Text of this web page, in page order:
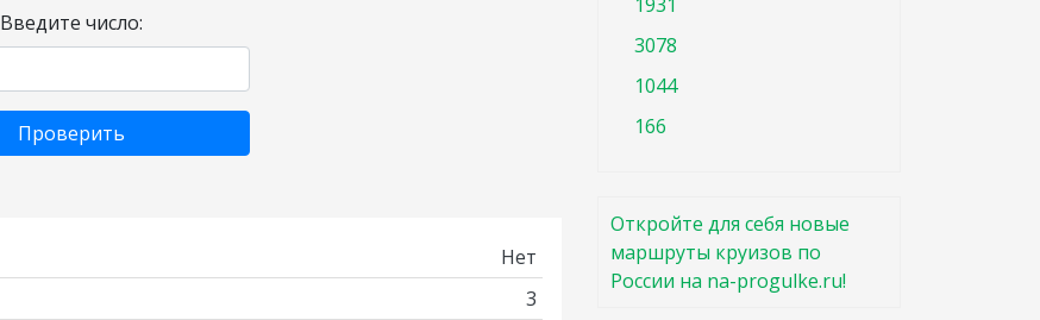
Введите число:
Проверить
Нет
3
3078
1044
166
Откройте для себя новые
маршруты круизов по
России на na-progulke.ru!